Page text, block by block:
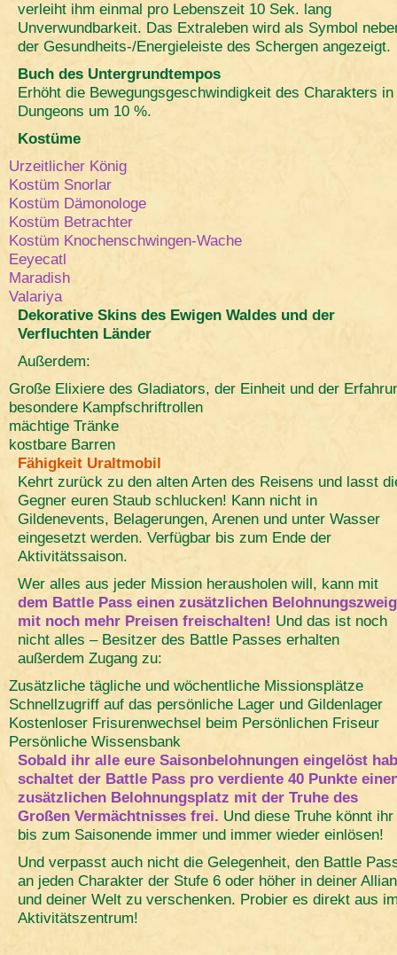
verleiht ihm einmal pro Lebenszeit 10 Sek. lang
Unverwundbarkeit. Das Extraleben wird als Symbol
der Gesundheits-/Energieleiste des Schergen angezeigt.
Buch des Untergrundtempos
Erhöht die Bewegungsgeschwindigkeit des Charakters in
Dungeons um 10 %.
Kostüme
Urzeitlicher König
Kostüm Snorlar
Kostüm Dämonologe
Kostüm Betrachter
Kostüm Knochenschwingen-Wache
Eeyecatl
Maradish
Valariya
Dekorative Skins des Ewigen Waldes und der
Verfluchten Länder
Außerdem:
Große Elixiere des Gladiators, der Einheit und der
besondere Kampfschriftrollen
mächtige Tränke
kostbare Barren
Fähigkeit Uraltmobil
Kehrt zurück zu den alten Arten des Reisens und lasst
Gegner euren Staub schlucken! Kann nicht in
Gildenevents, Belagerungen, Arenen und unter Wasser
eingesetzt werden. Verfügbar bis zum Ende der
Aktivitätssaison.
Wer alles aus jeder Mission herausholen will, kann mit
dem Battle Pass einen zusätzlichen Belohnungszweig
mit noch mehr Preisen freischalten! Und das ist noch
nicht alles – Besitzer des Battle Passes erhalten
außerdem Zugang zu:
Zusätzliche tägliche und wöchentliche Missionsplätze
Schnellzugriff auf das persönliche Lager und Gildenlager
Kostenloser Frisurenwechsel beim Persönlichen Friseur
Persönliche Wissensbank
Sobald ihr alle eure Saisonbelohnungen eingelöst
schaltet der Battle Pass pro verdiente 40 Punkte
zusätzlichen Belohnungsplatz mit der Truhe des
Großen Vermächtnisses frei. Und diese Truhe könnt ihr
bis zum Saisonende immer und immer wieder einlösen!
Und verpasst auch nicht die Gelegenheit, den Battle
an jeden Charakter der Stufe 6 oder höher in deiner
und deiner Welt zu verschenken. Probier es direkt aus
Aktivitätszentrum!